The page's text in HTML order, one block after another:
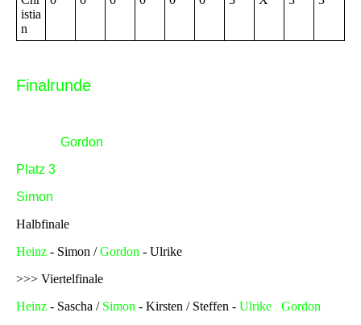
istia
n
Finalrunde
Gordon
Platz 3
Simon
Halbfinale
Heinz - Simon /Gordon - Ulrike
>>> Viertelfinale
Heinz - Sascha / Simon - Kirsten / Steffen - Ulrike Gordon